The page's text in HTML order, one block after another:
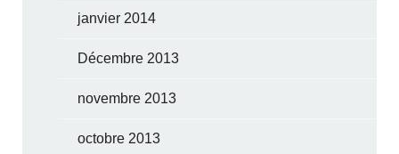
janvier 2014
Décembre 2013
novembre 2013
octobre 2013